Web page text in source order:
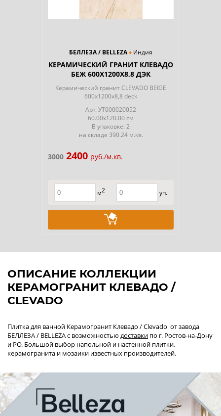
БЕЛЛЕЗА / BELLEZA Индия
КЕРАМИЧЕСКИЙ ГРАНИТ КЛЕВАДО
БЕЖ 600X1200Х8,8 ДЭК
Керамический гранит CLEVADO BEIGE
600x1200х8,8 deck
Арт. УТ000020052
60.00x120.00 см
В упаковке: 2
на складе 390.24 м.кв.
3000 2400 руб./м.кв.
м2 уп.
ОПИСАНИЕ КОЛЛЕКЦИИ
КЕРАМОГРАНИТ КЛЕВАДО /
CLEVADO
Плитка для ванной Керамогранит Клевадо / Clevado от завода
БЕЛЛЕЗА / BELLEZA с возможностью доставки по г. Ростов-на-Дону
и РО. Большой выбор напольной и настенной плитки,
керамогранита и мозаики известных производителей.